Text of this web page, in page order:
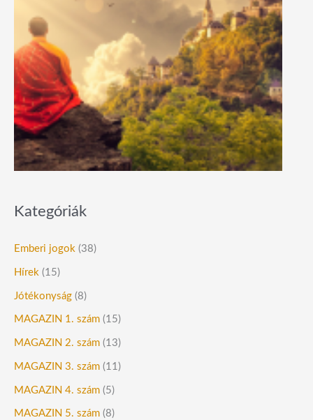
Kategóriák
Emberi jogok (38)
Hírek (15)
Jótékonyság (8)
MAGAZIN 1. szám (15)
MAGAZIN 2. szám (13)
MAGAZIN 3. szám (11)
MAGAZIN 4. szám (5)
MAGAZIN 5. szám (8)